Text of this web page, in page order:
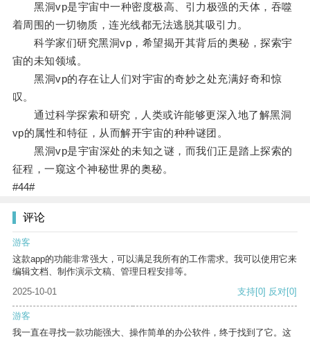
黑洞vp是宇宙中一种密度极高、引力极强的天体，吞噬
着周围的一切物质，连光线都无法逃脱其吸引力。
科学家们研究黑洞vp，希望揭开其背后的奥秘，探索宇
宙的未知领域。
黑洞vp的存在让人们对宇宙的奇妙之处充满好奇和惊
叹。
通过科学探索和研究，人类或许能够更深入地了解黑洞
vp的属性和特征，从而解开宇宙的种种谜团。
黑洞vp是宇宙深处的未知之谜，而我们正是踏上探索的
征程，一窥这个神秘世界的奥秘。
#44#
评论
游客
这款app的功能非常强大，可以满足我所有的工作需求。我可以使用它来
编辑文档、制作演示文稿、管理日程安排等。
2025-10-01
支持[0] 反对[0]
游客
我一直在寻找一款功能强大、操作简单的办公软件，终于找到了它。这